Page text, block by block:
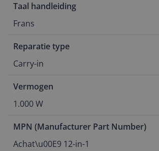
Taal handleiding
Frans
Reparatie type
Carry-in
Vermogen
1.000 W
MPN (Manufacturer Part Number)
Achat\u00E9 12-in-1